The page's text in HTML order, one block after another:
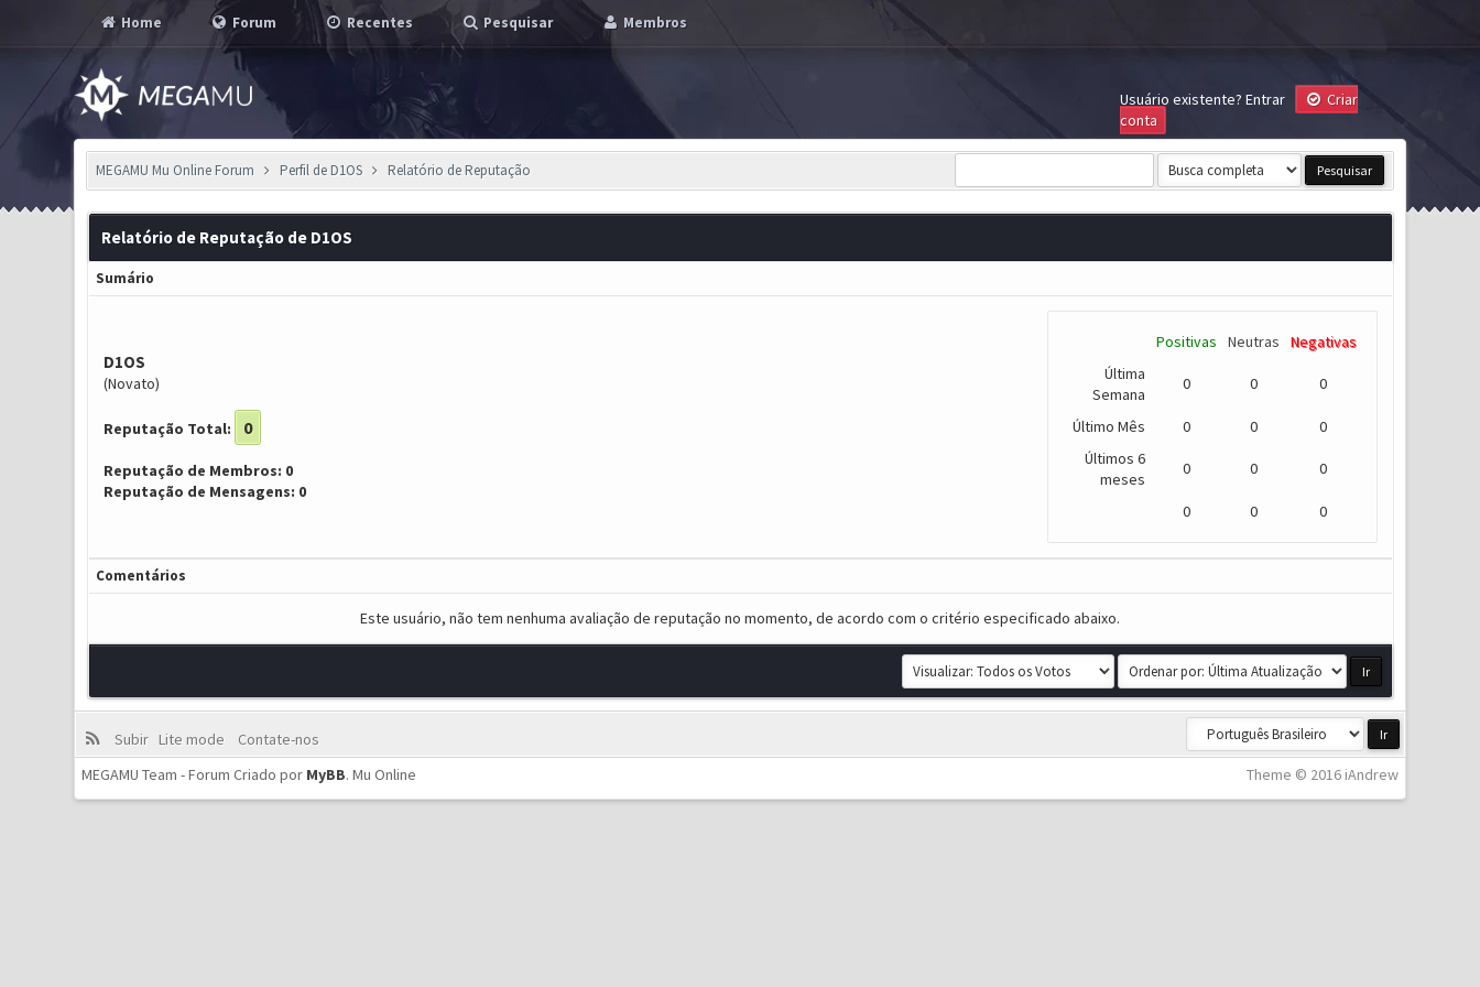
Home Forum Recentes Pesquisar Membros
Usuário existente? Entrar
Criar
conta
MEGAMU Mu Online Forum Perfil de D1OS Relatório de Reputação
Relatório de Reputação de D1OS
Sumário
D1OS
(Novato)
Reputação Total: 0
Reputação de Membros: 0
Reputação de Mensagens: 0
Positivas Neutras
Negativas
Última
Semana
0 0 0
Último Mês 0 0
0
Últimos 6
meses
0 0 0
0 0 0
Comentários
Este usuário, não tem nenhuma avaliação de reputação no momento, de acordo com o critério especificado abaixo.
Subir Lite mode
Contate-nos
Theme © 2016 iAndrew
MEGAMU Team - Forum Criado por MyBB.Mu Online